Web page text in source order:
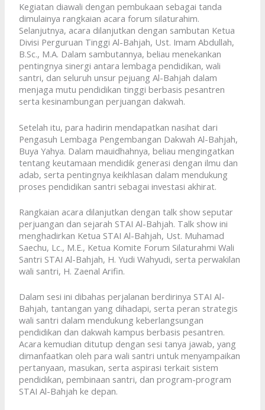
Kegiatan diawali dengan pembukaan sebagai tanda
dimulainya rangkaian acara forum silaturahim.
Selanjutnya, acara dilanjutkan dengan sambutan Ketua
Divisi Perguruan Tinggi Al-Bahjah, Ust. Imam Abdullah,
B.Sc., M.A. Dalam sambutannya, beliau menekankan
pentingnya sinergi antara lembaga pendidikan, wali
santri, dan seluruh unsur pejuang Al-Bahjah dalam
menjaga mutu pendidikan tinggi berbasis pesantren
serta kesinambungan perjuangan dakwah.
Setelah itu, para hadirin mendapatkan nasihat dari
Pengasuh Lembaga Pengembangan Dakwah Al-Bahjah,
Buya Yahya. Dalam mauidhahnya, beliau mengingatkan
tentang keutamaan mendidik generasi dengan ilmu dan
adab, serta pentingnya keikhlasan dalam mendukung
proses pendidikan santri sebagai investasi akhirat.
Rangkaian acara dilanjutkan dengan talk show seputar
perjuangan dan sejarah STAI Al-Bahjah. Talk show ini
menghadirkan Ketua STAI Al-Bahjah, Ust. Muhamad
Saechu, Lc., M.E., Ketua Komite Forum Silaturahmi Wali
Santri STAI Al-Bahjah, H. Yudi Wahyudi, serta perwakilan
wali santri, H. Zaenal Arifin.
Dalam sesi ini dibahas perjalanan berdirinya STAI Al-
Bahjah, tantangan yang dihadapi, serta peran strategis
wali santri dalam mendukung keberlangsungan
pendidikan dan dakwah kampus berbasis pesantren.
Acara kemudian ditutup dengan sesi tanya jawab, yang
dimanfaatkan oleh para wali santri untuk menyampaikan
pertanyaan, masukan, serta aspirasi terkait sistem
pendidikan, pembinaan santri, dan program-program
STAI Al-Bahjah ke depan.